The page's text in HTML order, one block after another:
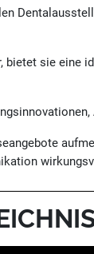
sie eine